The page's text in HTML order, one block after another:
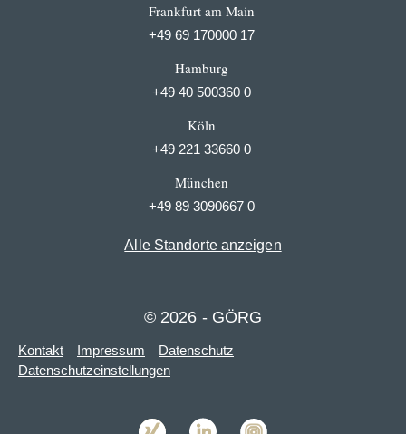
Frankfurt am Main
+49 69 170000 17
Hamburg
+49 40 500360 0
Köln
+49 221 33660 0
München
+49 89 3090667 0
Alle Standorte anzeigen
© 2026 - GÖRG
Kontakt Impressum
Datenschutz
Datenschutzeinstellungen